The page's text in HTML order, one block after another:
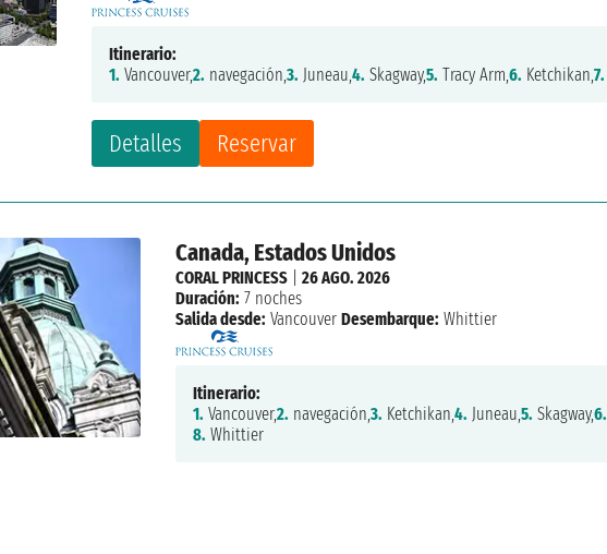
Detalles Reservar
Itinerario:
1. Vancouver,2. navegación,3. Juneau,4. Skagway,5. Tracy Arm,6. Ketchikan,7.
Canada, Estados Unidos
CORAL PRINCESS| 26 AGO. 2026
Duración: 7 noches
Salida desde: Vancouver Desembarque: Whittier
Itinerario:
1. Vancouver,2. navegación,3. Ketchikan,4. Juneau,5. Skagway,6.
8. Whittier